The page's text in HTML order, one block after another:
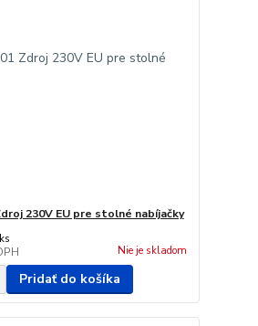
230V EU pre stolné nabíjačky
Nie je skladom
Pridať do košíka